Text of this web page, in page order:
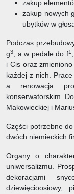
zakup
zakup nowych
ubytków w
Podczas
g3 , a w pedale do f1
i Cis oraz zmieniono
każdej z nich. Prace
a renowacja
konserwatorskim
Makowieckiej i
Części potrzebne
dwóch niemieckich
Organy o
uniwersalizmu.
dekoracjami
dziewięcioosiowy,